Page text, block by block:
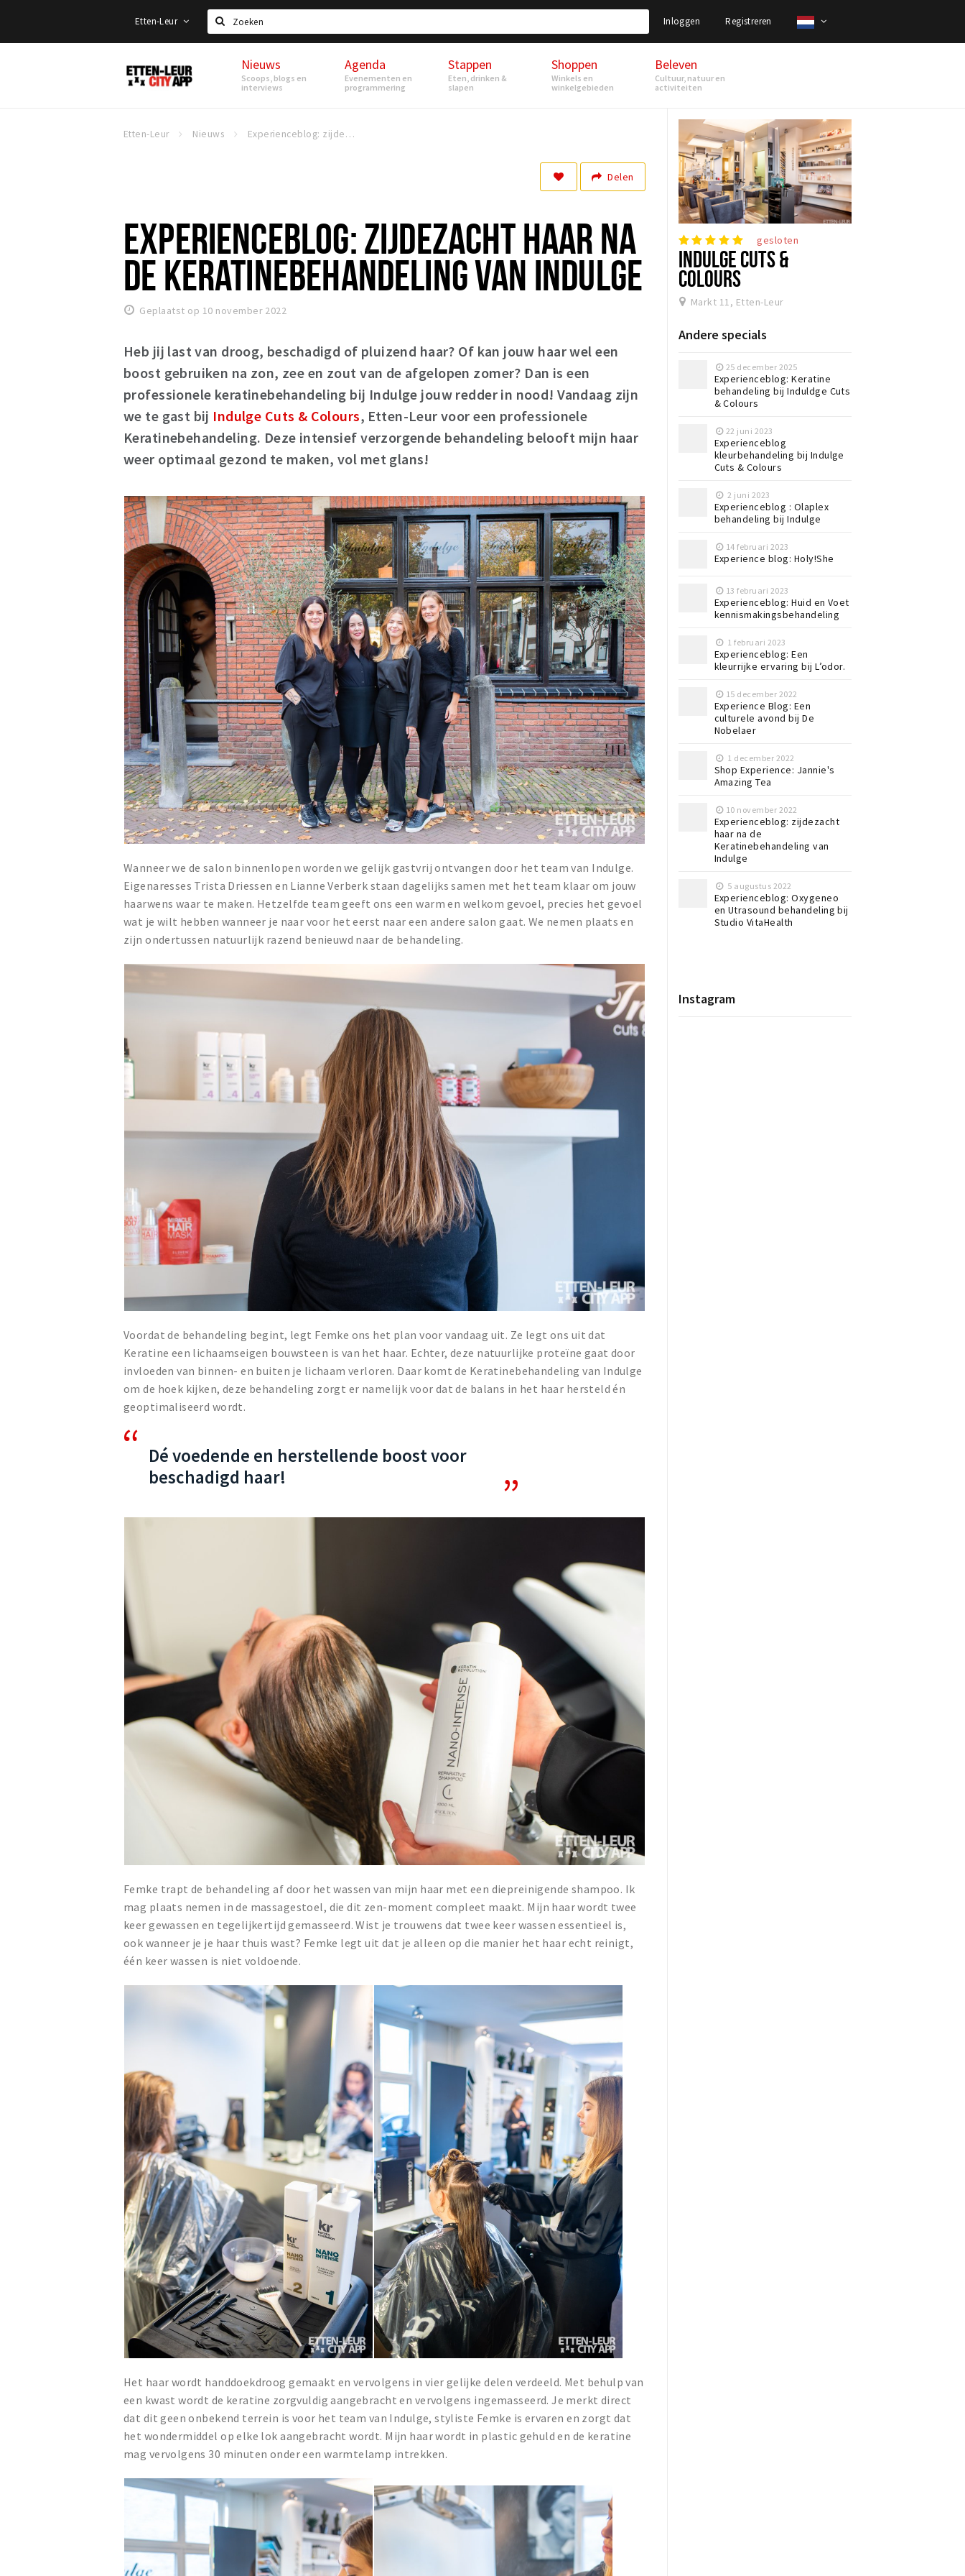
Etten-Leur
Zoeken
Inloggen Registreren
Etten-
Leur
Nieuws
Scoops, blogs en
interviews
Agenda
Evenementen en
programmering
Stappen
Eten, drinken &
slapen
Shoppen
Winkels en
winkelgebieden
Beleven
Cultuur, natuur en
activiteiten
Etten-Leur Nieuws Experienceblog: zijdezacht haar na de Keratinebehandeling van Indulge
Delen
EXPERIENCEBLOG: ZIJDEZACHT HAAR NA
DE KERATINEBEHANDELING VAN INDULGE
Geplaatst op 10 november 2022
Heb jij last van droog, beschadigd of pluizend haar? Of kan jouw haar wel een
boost gebruiken na zon, zee en zout van de afgelopen zomer? Dan is een
professionele keratinebehandeling bij Indulge jouw redder in nood! Vandaag zijn
we te gast bij Indulge Cuts & Colours, Etten-Leur voor een professionele
Keratinebehandeling. Deze intensief verzorgende behandeling belooft mijn haar
weer optimaal gezond te maken, vol met glans!
Wanneer we de salon binnenlopen worden we gelijk gastvrij ontvangen door het team van Indulge.
Eigenaresses Trista Driessen en Lianne Verberk staan dagelijks samen met het team klaar om jouw
haarwens waar te maken. Hetzelfde team geeft ons een warm en welkom gevoel, precies het gevoel
wat je wilt hebben wanneer je naar voor het eerst naar een andere salon gaat. We nemen plaats en
zijn ondertussen natuurlijk razend benieuwd naar de behandeling.
Voordat de behandeling begint, legt Femke ons het plan voor vandaag uit. Ze legt ons uit dat
Keratine een lichaamseigen bouwsteen is van het haar. Echter, deze natuurlijke proteïne gaat door
invloeden van binnen- en buiten je lichaam verloren. Daar komt de Keratinebehandeling van Indulge
om de hoek kijken, deze behandeling zorgt er namelijk voor dat de balans in het haar hersteld én
geoptimaliseerd wordt.
Dé voedende en herstellende boost voor
beschadigd haar!
Femke trapt de behandeling af door het wassen van mijn haar met een diepreinigende shampoo. Ik
mag plaats nemen in de massagestoel, die dit zen-moment compleet maakt. Mijn haar wordt twee
keer gewassen en tegelijkertijd gemasseerd. Wist je trouwens dat twee keer wassen essentieel is,
ook wanneer je je haar thuis wast? Femke legt uit dat je alleen op die manier het haar echt reinigt,
één keer wassen is niet voldoende.
Het haar wordt handdoekdroog gemaakt en vervolgens in vier gelijke delen verdeeld. Met behulp van
een kwast wordt de keratine zorgvuldig aangebracht en vervolgens ingemasseerd. Je merkt direct
dat dit geen onbekend terrein is voor het team van Indulge, styliste Femke is ervaren en zorgt dat
het wondermiddel op elke lok aangebracht wordt. Mijn haar wordt in plastic gehuld en de keratine
mag vervolgens 30 minuten onder een warmtelamp intrekken.
gesloten
INDULGE CUTS &
COLOURS
Markt 11, Etten-Leur
Andere specials
25 december 2025
Experienceblog: Keratine
behandeling bij Induldge Cuts
& Colours
22 juni 2023
Experienceblog
kleurbehandeling bij Indulge
Cuts & Colours
2 juni 2023
Experienceblog : Olaplex
behandeling bij Indulge
14 februari 2023
Experience blog: Holy!She
13 februari 2023
Experienceblog: Huid en Voet
kennismakingsbehandeling
1 februari 2023
Experienceblog: Een
kleurrijke ervaring bij L’odor.
15 december 2022
Experience Blog: Een
culturele avond bij De
Nobelaer
1 december 2022
Shop Experience: Jannie's
Amazing Tea
10 november 2022
Experienceblog: zijdezacht
haar na de
Keratinebehandeling van
Indulge
5 augustus 2022
Experienceblog: Oxygeneo
en Utrasound behandeling bij
Studio VitaHealth
Instagram